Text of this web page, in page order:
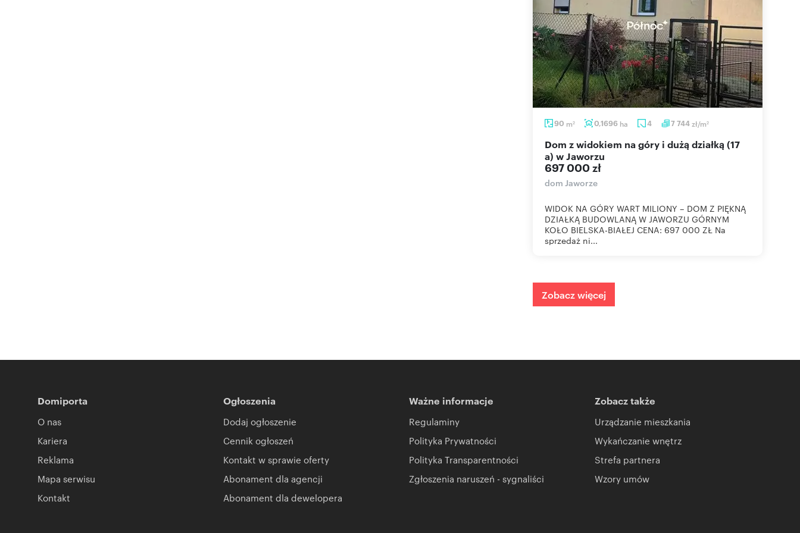
90 m2 0,1696 ha 4 7 744zł/m2
Dom z widokiem na góry i dużą działką (17
a) w Jaworzu
697 000 zł
dom Jaworze
WIDOK NA GÓRY WART MILIONY – DOM Z PIĘKNĄ
DZIAŁKĄ BUDOWLANĄ W JAWORZU GÓRNYM
KOŁO BIELSKA-BIAŁEJ CENA: 697 000 ZŁ Na
sprzedaż ni...
Zobacz więcej
Domiporta
O nas
Kariera
Reklama
Mapa serwisu
Kontakt
Ogłoszenia
Dodaj ogłoszenie
Cennik ogłoszeń
Kontakt w sprawie oferty
Abonament dla agencji
Abonament dla dewelopera
Ważne informacje
Regulaminy
Polityka Prywatności
Polityka Transparentności
Zgłoszenia naruszeń - sygnaliści
Zobacz także
Urządzanie mieszkania
Wykańczanie wnętrz
Strefa partnera
Wzory umów